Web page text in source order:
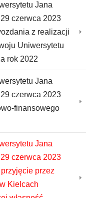
Jana
czerwca 2023
z realizacji
Uniwersytetu
rok 2022
Jana
czerwca 2023
finansowego
Jana
czerwca 2023
przez
Kielcach